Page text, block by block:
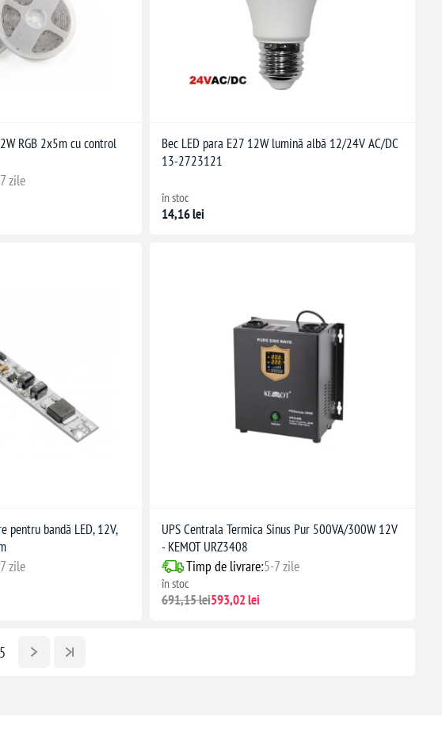
RGB 2x5m cu control
zile
Bec LED para E27 12W lumină albă 12/24V AC/DC
13-2723121
în stoc
14,16 lei
pentru bandă LED, 12V,
zile
UPS Centrala Termica Sinus Pur 500VA/300W 12V
- KEMOT URZ3408
Timp de livrare:5-7 zile
în stoc
691,15 lei593,02 lei
5